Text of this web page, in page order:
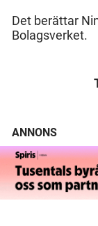
Det berättar
Bolagsverket.
ANNONS